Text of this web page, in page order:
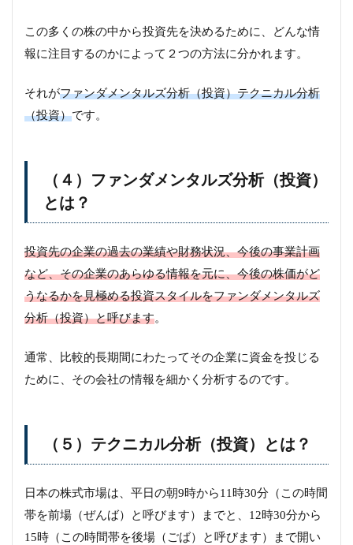
この多くの株の中から投資先を決めるために、どんな情
報に注目するのかによって２つの方法に分かれます。
それがファンダメンタルズ分析（投資）テクニカル分析
（投資）です。
（４）ファンダメンタルズ分析（投資）
とは？
投資先の企業の過去の業績や財務状況、今後の事業計画
など、その企業のあらゆる情報を元に、今後の株価がど
うなるかを見極める投資スタイルをファンダメンタルズ
分析（投資）と呼びます。
通常、比較的長期間にわたってその企業に資金を投じる
ために、その会社の情報を細かく分析するのです。
（５）テクニカル分析（投資）とは？
日本の株式市場は、平日の朝9時から11時30分（この時間
帯を前場（ぜんば）と呼びます）までと、12時30分から
15時（この時間帯を後場（ごば）と呼びます）まで開い